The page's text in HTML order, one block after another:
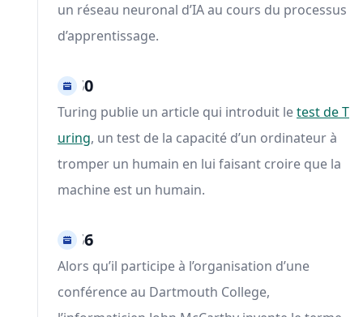
un réseau neuronal d’IA au cours du processus
d’apprentissage.
1950
Turing publie un article qui introduit letest de T
uring, un test de la capacité d’un ordinateur à
tromper un humain en lui faisant croire que la
machine est un humain.
1956
Alors qu’il participe à l’organisation d’une
conférence au Dartmouth College,